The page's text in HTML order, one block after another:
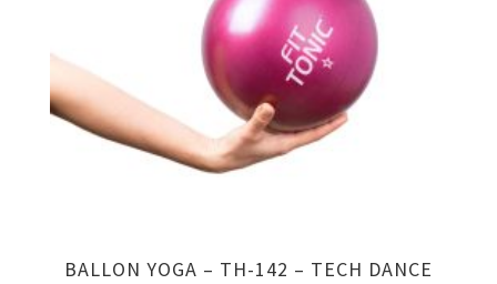
BALLON YOGA – TH-142 – TECH DANCE